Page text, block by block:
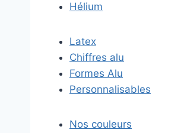
Hélium
Latex
Chiffres alu
Formes Alu
Personnalisables
Nos couleurs